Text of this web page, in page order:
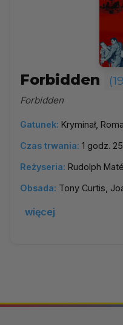
Forbidden
Forbidden
Gatunek: Kryminał,
Czas trwania: 1 godz.
Reżyseria: Rudolph Maté
Obsada: Tony Curtis,
więcej